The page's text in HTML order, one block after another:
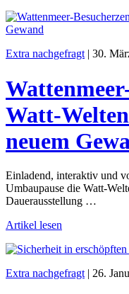
Extra nachgefragt| 30.
Watt-
neuem
Einladend, interaktiv und
Umbaupause die Watt-
Dauerausstellung …
Artikel lesen
Extra nachgefragt | 26.